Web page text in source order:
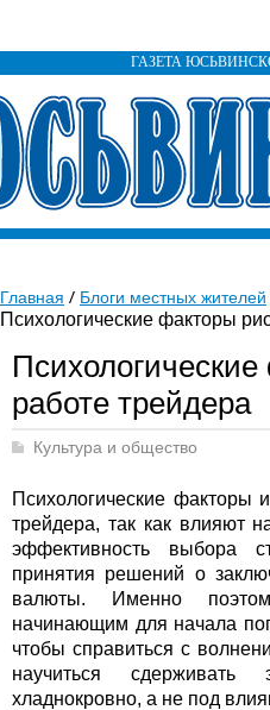
ГАЗЕТА
Главная Блоги местных жителей
Психологические факторы
работе трейдера
Культура и общество
Психологические факторы
трейдера, так как влияют
эффективность выбора
принятия решений о
валюты. Именно
начинающим для начала
чтобы справиться с
научиться
хладнокровно, а не под